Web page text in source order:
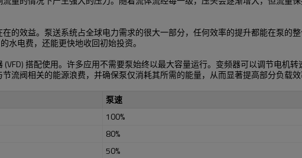
的效益。泵送系统占全球电力需求的很大一部分，任何效率的提升都能在泵的
水电费，还能更快地收回初始投资。
搭配使用。许多应用不需要泵始终以最大容量运行。变频器可以调节电机
流阀相关的能源浪费，并确保泵仅消耗其所需的能量，从而显著提高部分负载效
泵速
100%
80%
50%